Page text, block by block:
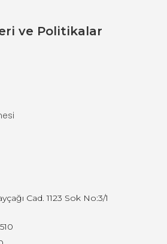
ve Politikalar
Cad. 1123 Sok No:3/1